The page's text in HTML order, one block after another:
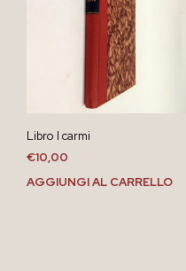
Libro I carmi
€10,00
AGGIUNGI AL CARRELLO